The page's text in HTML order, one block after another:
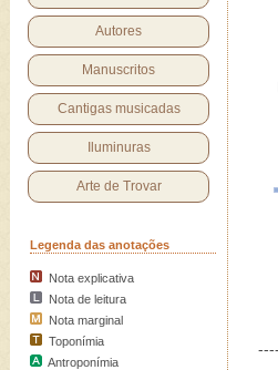
Autores
Manuscritos
Cantigas musicadas
Iluminuras
Arte de Trovar
Legenda das anotações
Nota explicativa
Nota de leitura
Nota marginal
Toponímia
Antroponímia